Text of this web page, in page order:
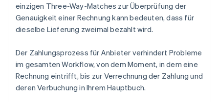
einzigen Three-Way-Matches zur Überprüfung der
Genauigkeit einer Rechnung kann bedeuten, dass für
dieselbe Lieferung zweimal bezahlt wird.
Der Zahlungsprozess für Anbieter verhindert Probleme
im gesamten Workflow, von dem Moment, in dem eine
Rechnung eintrifft, bis zur Verrechnung der Zahlung und
deren Verbuchung in Ihrem Hauptbuch.